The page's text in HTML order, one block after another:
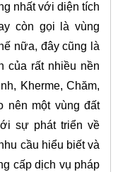
nhất với diện tích
còn gọi là vùng
nữa, đây cũng là
của rất nhiều nền
Kherme, Chăm,
nên một vùng đất
sự phát triển về
cầu hiểu biết và
cấp dịch vụ pháp